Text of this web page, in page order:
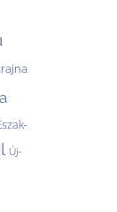
Új-